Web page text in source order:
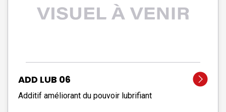
ADD LUB 06
Additif améliorant du pouvoir lubrifiant